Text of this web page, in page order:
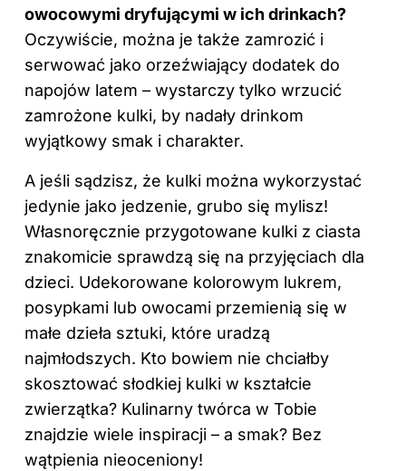
owocowymi dryfującymi w ich drinkach?
Oczywiście, można je także zamrozić i
serwować jako orzeźwiający dodatek do
napojów latem – wystarczy tylko wrzucić
zamrożone kulki, by nadały drinkom
wyjątkowy smak i charakter.
A jeśli sądzisz, że kulki można wykorzystać
jedynie jako jedzenie, grubo się mylisz!
Własnoręcznie przygotowane kulki z ciasta
znakomicie sprawdzą się na przyjęciach dla
dzieci. Udekorowane kolorowym lukrem,
posypkami lub owocami przemienią się w
małe dzieła sztuki, które uradzą
najmłodszych. Kto bowiem nie chciałby
skosztować słodkiej kulki w kształcie
zwierzątka? Kulinarny twórca w Tobie
znajdzie wiele inspiracji – a smak? Bez
wątpienia nieoceniony!